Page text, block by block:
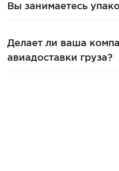
Вы занимаетесь
Делает ли ваша
авиадоставки груза?